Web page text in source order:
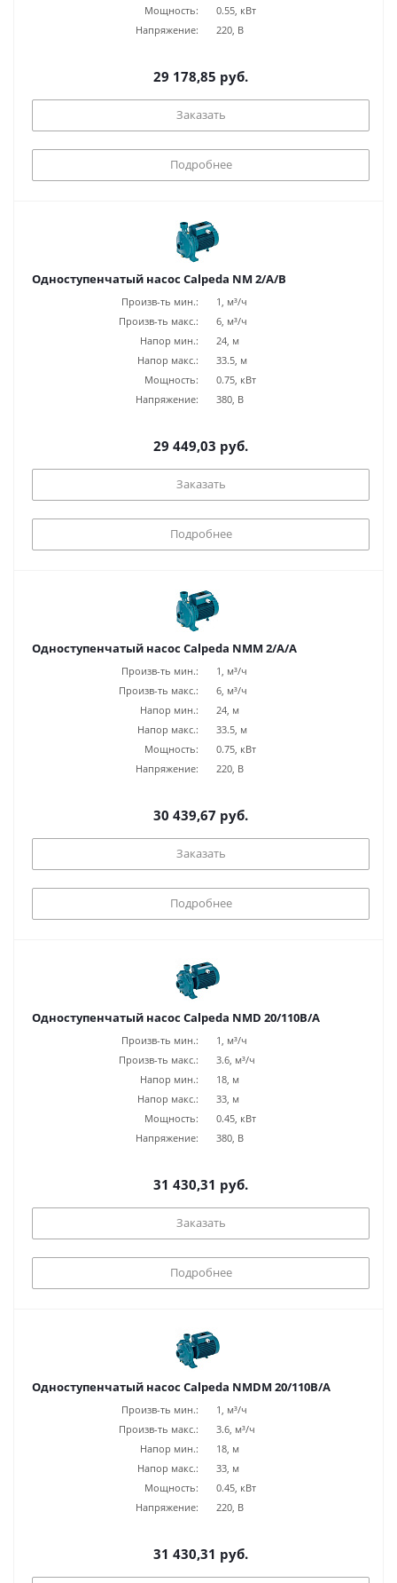
Мощность:
0.55, кВт
Напряжение:
220, В
29 178,85 руб.
Заказать
Подробнее
Одноступенчатый насос Calpeda NM 2/A/B
Произв-ть мин.:
1, м³/ч
Произв-ть макс.:
6, м³/ч
Напор мин.:
24, м
Напор макс.:
33.5, м
Мощность:
0.75, кВт
Напряжение:
380, В
29 449,03 руб.
Заказать
Подробнее
Одноступенчатый насос Calpeda NMM 2/A/A
Произв-ть мин.:
1, м³/ч
Произв-ть макс.:
6, м³/ч
Напор мин.:
24, м
Напор макс.:
33.5, м
Мощность:
0.75, кВт
Напряжение:
220, В
30 439,67 руб.
Заказать
Подробнее
Одноступенчатый насос Calpeda NMD 20/110B/A
Произв-ть мин.:
1, м³/ч
Произв-ть макс.:
3.6, м³/ч
Напор мин.:
18, м
Напор макс.:
33, м
Мощность:
0.45, кВт
Напряжение:
380, В
31 430,31 руб.
Заказать
Подробнее
Одноступенчатый насос Calpeda NMDM 20/110B/A
Произв-ть мин.:
1, м³/ч
Произв-ть макс.:
3.6, м³/ч
Напор мин.:
18, м
Напор макс.:
33, м
Мощность:
0.45, кВт
Напряжение:
220, В
31 430,31 руб.